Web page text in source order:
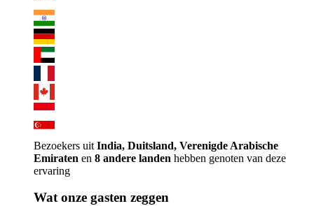
Bezoekers uit India, Duitsland, Verenigde Arabische
Emiraten en 8 andere landen hebben genoten van deze
ervaring
Wat onze gasten zeggen